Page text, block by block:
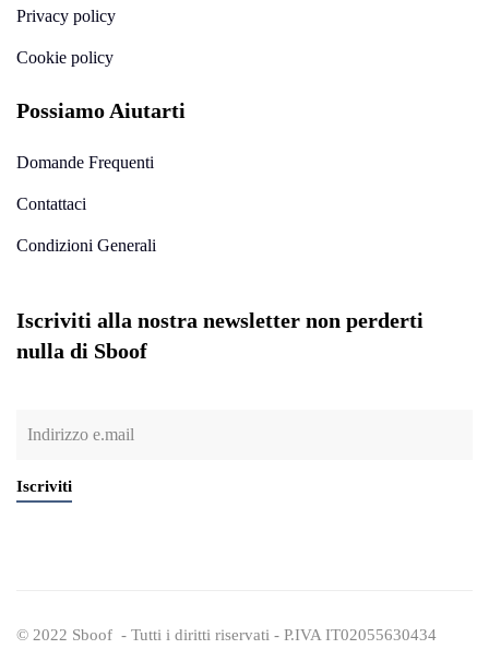
Privacy policy
Cookie policy
Possiamo Aiutarti
Domande Frequenti
Contattaci
Condizioni Generali
Iscriviti alla nostra newsletter non perderti
nulla di Sboof
Iscriviti
© 2022 Sboof - Tutti i diritti riservati - P.IVA IT02055630434